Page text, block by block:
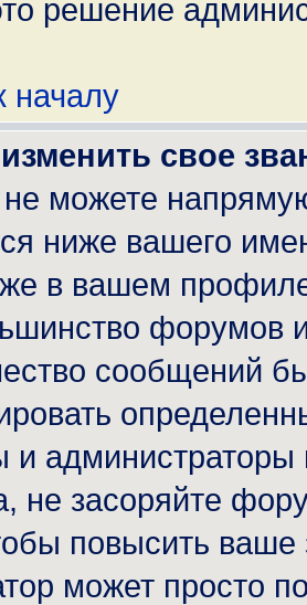
решение
началу
свое
можете
ниже вашего
в вашем
форумов
сообщений
и администраторы
не засоряйте
повысить
может просто